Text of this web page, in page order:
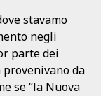
stavamo
negli
parte dei
da
se “la Nuova